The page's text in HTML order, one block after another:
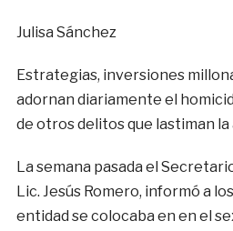
Julisa Sánchez
Estrategias, inversiones
adornan diariamente el
de otros delitos que lastiman la
La semana pasada el
Lic. Jesús Romero, informó a
entidad se colocaba en en el